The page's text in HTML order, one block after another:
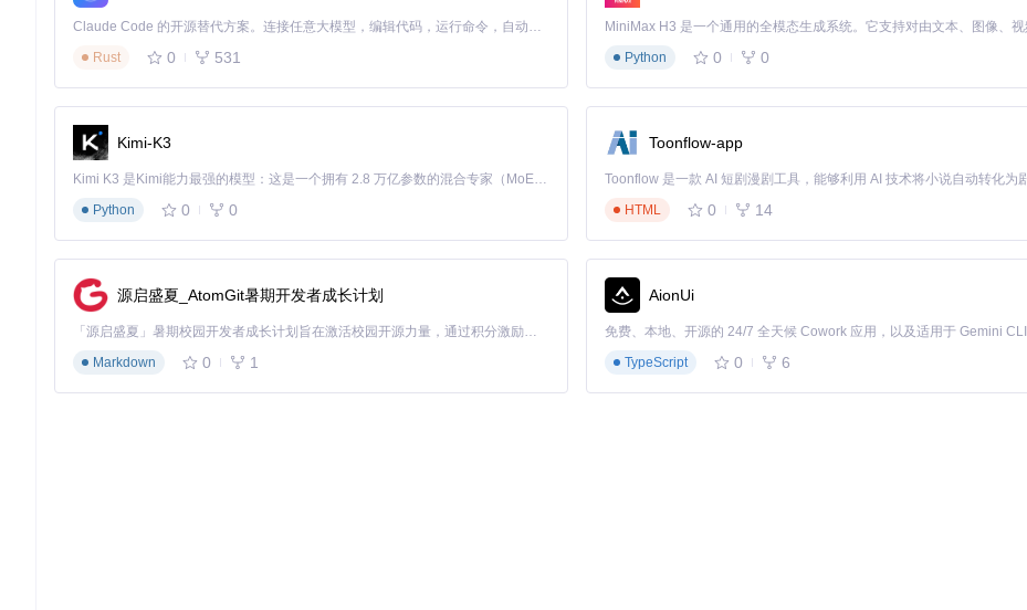
Claude Code 的开源替代方案。连接任意大模型，编辑代码，运行命令，自动验证 — 全自动执行。用 Rust 构建，极致性能。 ｜ An open-source alternative to Claude Code. Connect any LLM, edit code, run commands, and verify changes — autonomously. Built in Rust for speed. Get Started
Rust
0 531
Python
0 0
Kimi-K3
Kimi K3 是Kimi能力最强的模型：这是一个拥有 2.8 万亿参数的混合专家（MoE）模型，具备原生视觉理解能力，并支持 100 万 token 的上下文窗口。
Python
0 0
Toonflow-app
HTML
0 14
源启盛夏_AtomGit暑期开发者成长计划
「源启盛夏」暑期校园开发者成长计划旨在激活校园开源力量，通过积分激励、认证扶持、资源倾斜等形式，引导高校组织和开发者完成「入驻 — 建项目 — 做贡献 — 获认证 — 得资源」的完整闭环。无论你是想带领社团入驻平台的组织者，还是希望用代码贡献证明自己的开发者，都能在这里找到属于你的成长路径。
Markdown
0 1
AionUi
TypeScript
0 6